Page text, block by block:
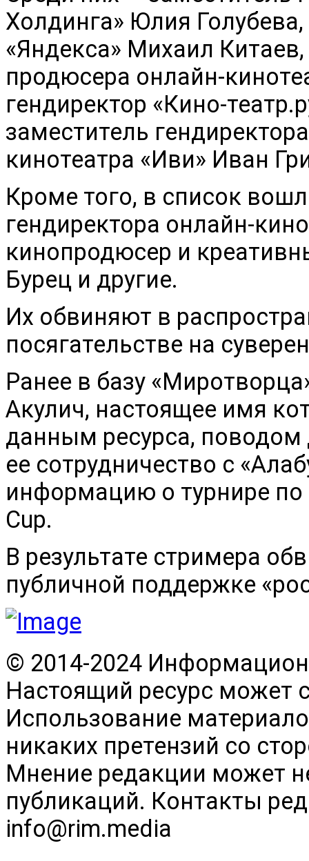
Холдинга» Юлия
«Яндекса» Михаил
продюсера онлайн-
гендиректор «Кино-
заместитель
кинотеатра «Иви» Иван
Кроме того, в список
гендиректора онлайн-
кинопродюсер и
Бурец и другие.
Их обвиняют в
посягательстве на
Ранее в базу
Акулич, настоящее имя
данным ресурса, поводом
ее сотрудничество с
информацию о турнире по
Cup.
В результате стримера
публичной поддержке
© 2014-2024
Настоящий ресурс может
Использование
никаких претензий со
Мнение редакции может
публикаций. Контакты
info@rim.media